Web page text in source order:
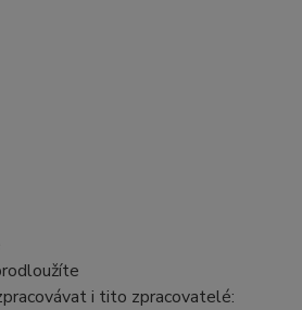
i tito zpracovatelé: